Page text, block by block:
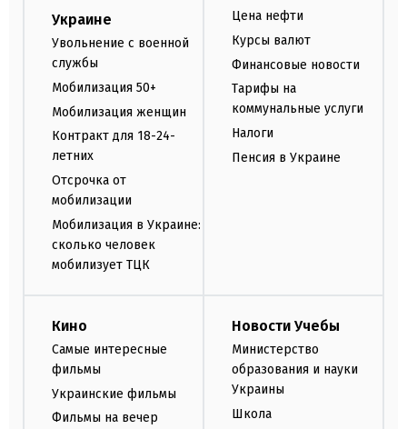
Украине
Увольнение с военной
службы
Мобилизация 50+
Мобилизация женщин
Контракт для 18-24-
летних
Отсрочка от
мобилизации
Мобилизация в Украине:
сколько человек
мобилизует ТЦК
Цена нефти
Курсы валют
Финансовые новости
Тарифы на
коммунальные услуги
Налоги
Пенсия в Украине
Кино
Самые интересные
фильмы
Украинские фильмы
Фильмы на вечер
Новости Учебы
Министерство
образования и науки
Украины
Школа